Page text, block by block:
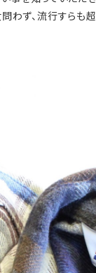
ず、流行すらも超